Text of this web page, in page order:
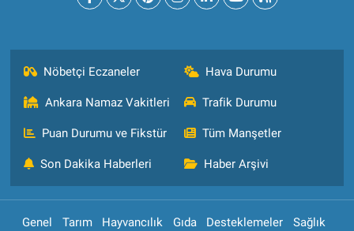
Nöbetçi Eczaneler Hava Durumu
Ankara Namaz Vakitleri Trafik Durumu
Puan Durumu ve Fikstür Tüm Manşetler
Son Dakika Haberleri Haber Arşivi
Genel Tarım Hayvancılık Gıda Desteklemeler
Sağlık